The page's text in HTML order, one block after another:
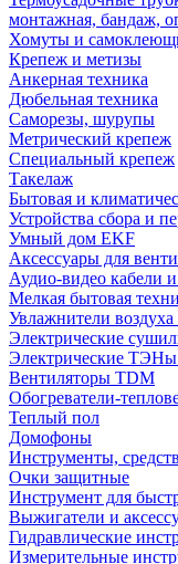
монтажная, бандаж,
Хомуты и
Крепеж и метизы
Анкерная техника
Дюбельная техника
Саморезы, шурупы
Метрический крепеж
Специальный крепеж
Такелаж
Бытовая и
Устройства сбора и
Умный дом EKF
Аксессуары для
Аудио-видео кабели
Мелкая бытовая
Увлажнители
Электрические
Электрические
Вентиляторы TDM
Обогреватели-
Теплый пол
Домофоны
Инструменты,
Очки защитные
Инструмент для
Выжигатели и
Гидравлические
Измерительные